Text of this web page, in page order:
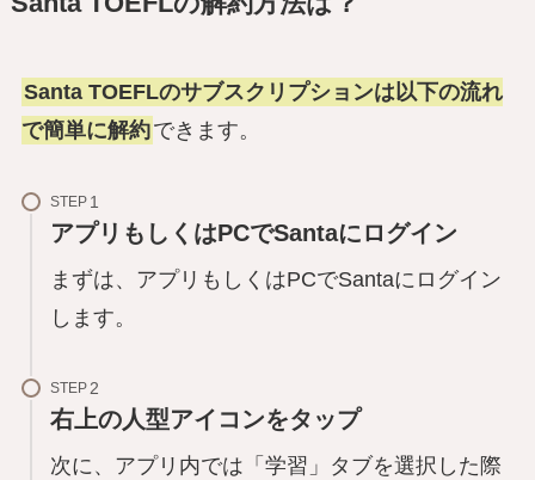
Santa TOEFLのサブスクリプションは以下の流れ
で簡単に解約できます。
STEP
アプリもしくはPCでSantaにログイン
まずは、アプリもしくはPCでSantaにログイン
します。
STEP
右上の人型アイコンをタップ
次に、アプリ内では「学習」タブを選択した際